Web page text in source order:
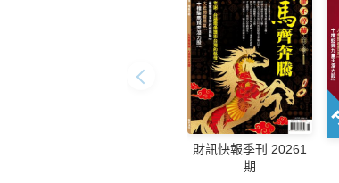
財訊快報季刊 20261
期